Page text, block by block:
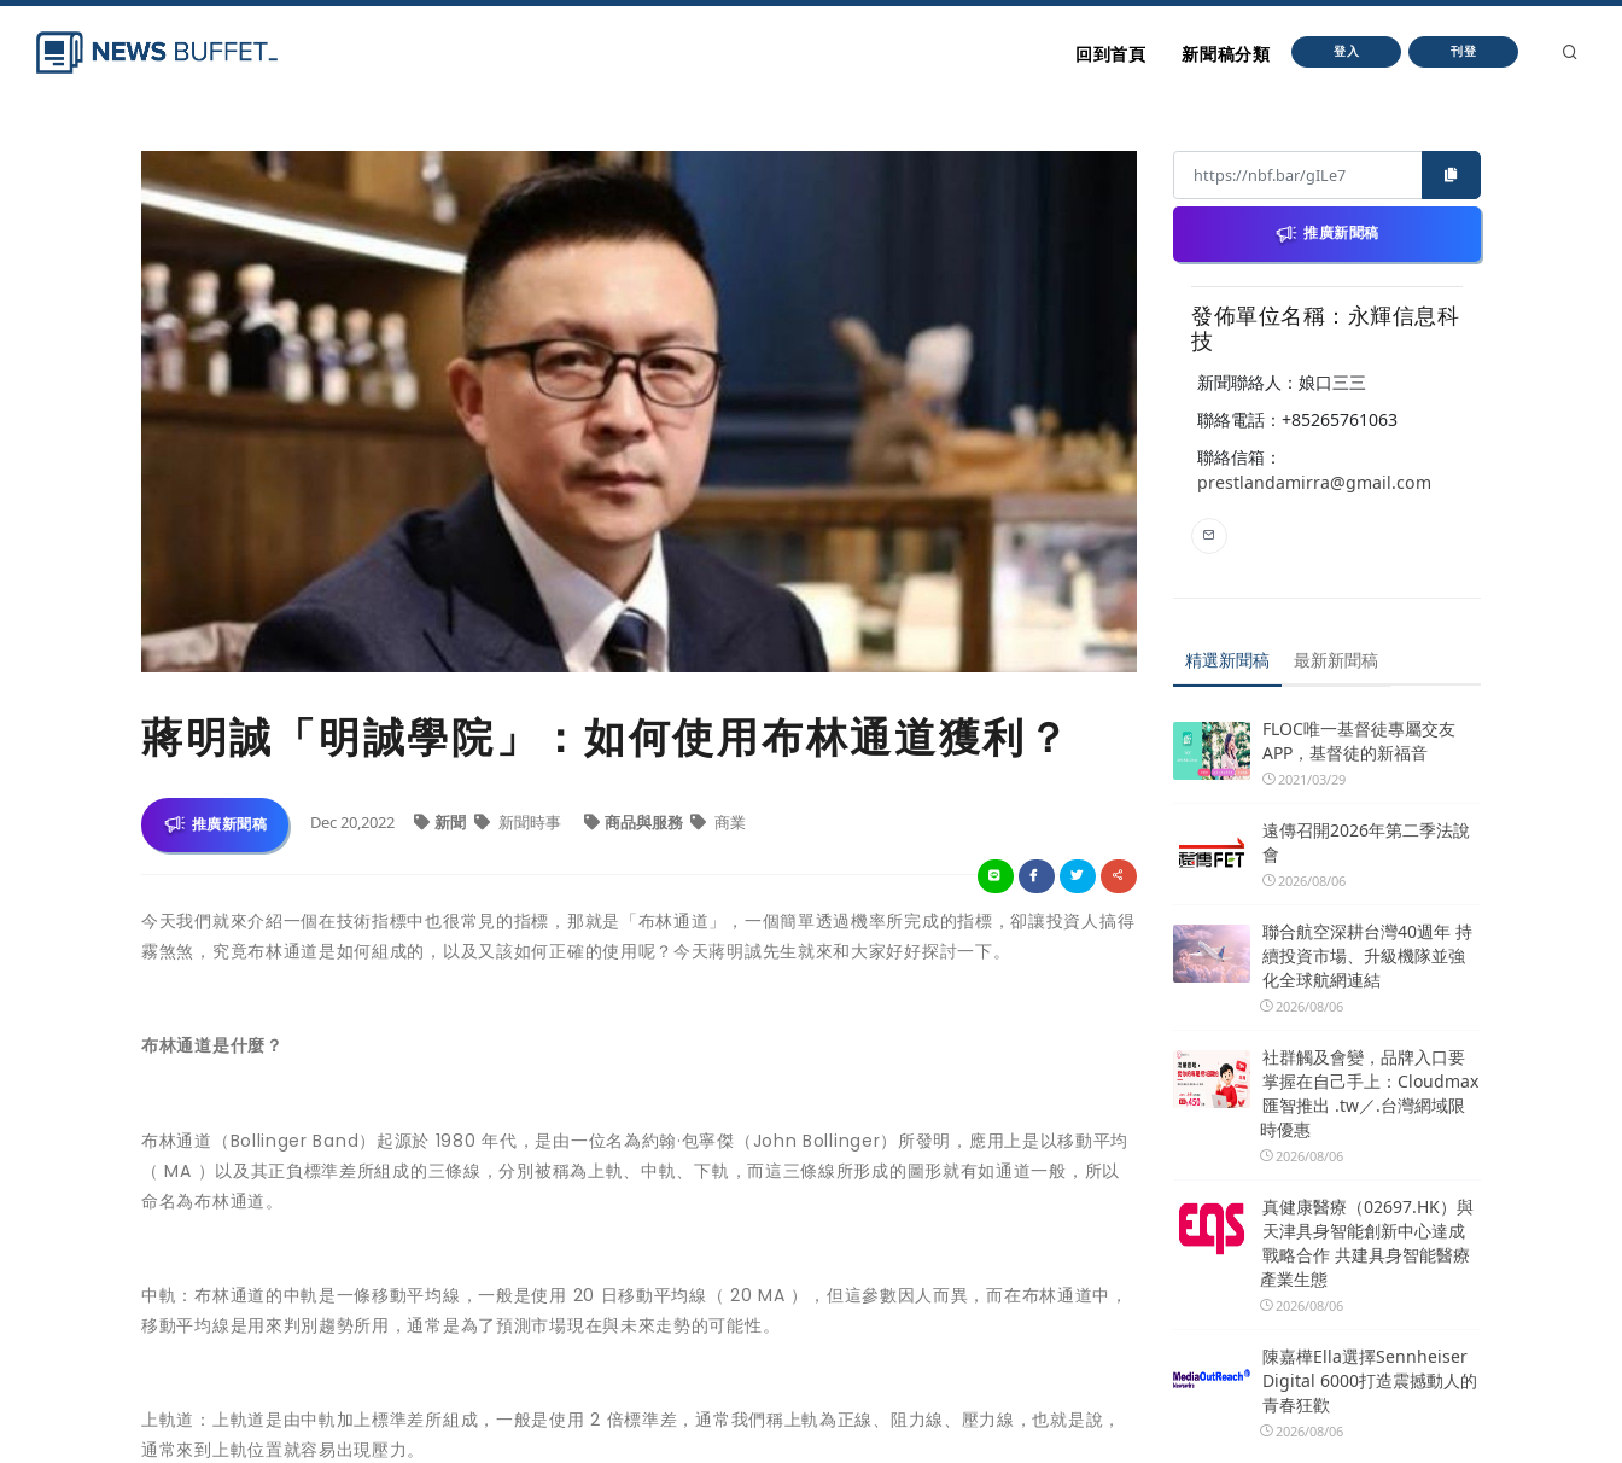
回到首頁 新聞稿分類 登入 刊登
蔣明誠「明誠學院」：如何使用布林通道獲利？
推廣新聞稿 Dec 20,2022 新聞 新聞時事 商品與服務 商業
今天我們就來介紹一個在技術指標中也很常見的指標，那就是「布林通道」，一個簡單透過機率所完成的指標，卻讓投資人搞得
霧煞煞，究竟布林通道是如何組成的，以及又該如何正確的使用呢？今天蔣明誠先生就來和大家好好探討一下。
布林通道是什麼？
布林通道（Bollinger Band）起源於 1980 年代，是由一位名為約翰·包寧傑（John Bollinger）所發明，應用上是以移動平均
（ MA ）以及其正負標準差所組成的三條線，分別被稱為上軌、中軌、下軌，而這三條線所形成的圖形就有如通道一般，所以
命名為布林通道。
中軌：布林通道的中軌是一條移動平均線，一般是使用 20 日移動平均線（ 20 MA ），但這參數因人而異，而在布林通道中，
移動平均線是用來判別趨勢所用，通常是為了預測市場現在與未來走勢的可能性。
上軌道：上軌道是由中軌加上標準差所組成，一般是使用 2 倍標準差，通常我們稱上軌為正線、阻力線、壓力線，也就是說，
通常來到上軌位置就容易出現壓力。
推廣新聞稿
發佈單位名稱：永輝信息科
技
新聞聯絡人：娘口三三
聯絡電話：+85265761063
聯絡信箱：
prestlandamirra@gmail.com
精選新聞稿 最新新聞稿
FLOC唯一基督徒專屬交友
APP，基督徒的新福音
2021/03/29
遠傳召開2026年第二季法說
會
2026/08/06
聯合航空深耕台灣40週年 持
續投資市場、升級機隊並強
化全球航網連結
2026/08/06
社群觸及會變，品牌入口要
掌握在自己手上：Cloudmax
匯智推出 .tw／.台灣網域限
時優惠
2026/08/06
真健康醫療（02697.HK）與
天津具身智能創新中心達成
戰略合作 共建具身智能醫療
產業生態
2026/08/06
陳嘉樺Ella選擇Sennheiser
Digital 6000打造震撼動人的
青春狂歡
2026/08/06